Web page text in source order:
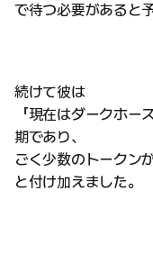
で待つ必要があると
続けて彼は
「現在はダークホ
期であり、
ごく少数のトークン
と付け加えました。